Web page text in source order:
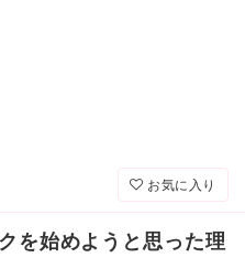
お気に入り
を始めようと思った理